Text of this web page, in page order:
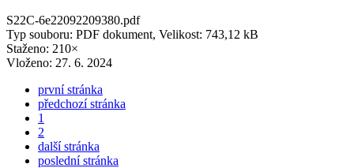
S22C-6e22092209380.pdf
Typ souboru: PDF dokument, Velikost: 743,12 kB
Staženo: 210×
Vloženo: 27. 6. 2024
první stránka
předchozí stránka
1
2
další stránka
poslední stránka